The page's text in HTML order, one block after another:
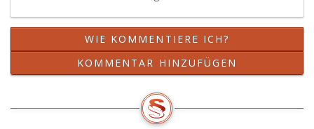
WIE KOMMENTIERE ICH?
KOMMENTAR HINZUFÜGEN